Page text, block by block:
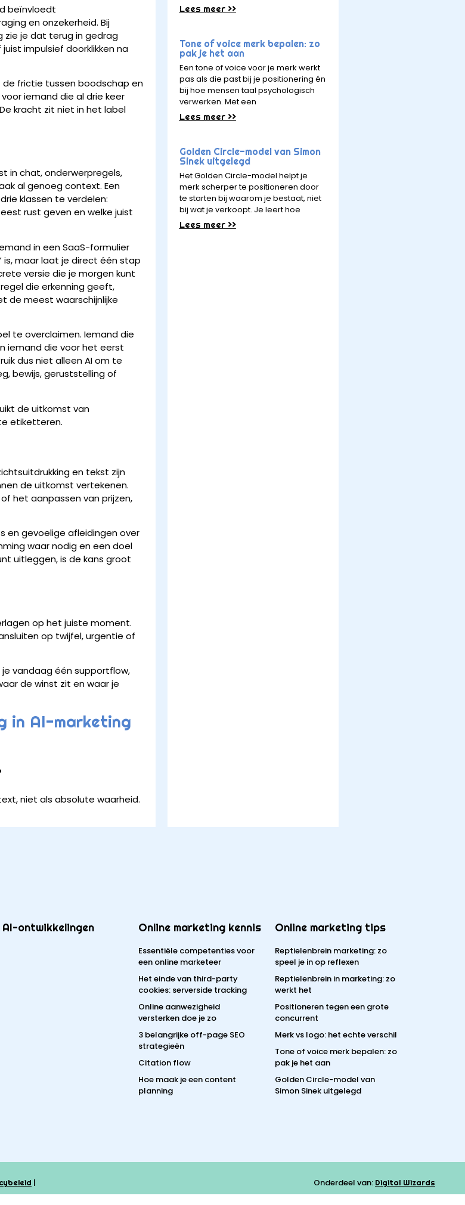
beïnvloedt
en onzekerheid. Bij
zie je dat terug in gedrag
impulsief doorklikken na
de frictie tussen boodschap en
iemand die al drie keer
kracht zit niet in het label
in chat, onderwerpregels,
al genoeg context. Een
klassen te verdelen:
rust geven en welke juist
in een SaaS-formulier
is, maar laat je direct één stap
versie die je morgen kunt
die erkenning geeft,
de meest waarschijnlijke
te overclaimen. Iemand die
iemand die voor het eerst
dus niet alleen AI om te
bewijs, geruststelling of
de uitkomst van
etiketteren.
en tekst zijn
de uitkomst vertekenen.
het aanpassen van prijzen,
en gevoelige afleidingen over
waar nodig en een doel
uitleggen, is de kans groot
op het juiste moment.
op twijfel, urgentie of
vandaag één supportflow,
de winst zit en waar je
in AI-marketing
niet als absolute waarheid.
Lees meer >>
Tone of voice merk bepalen: zo
pak je het aan
Een tone of voice voor je merk werkt
pas als die past bij je positionering én
bij hoe mensen taal psychologisch
verwerken. Met een
Lees meer >>
Golden Circle-model van Simon
Sinek uitgelegd
Het Golden Circle-model helpt je
merk scherper te positioneren door
te starten bij waarom je bestaat, niet
bij wat je verkoopt. Je leert hoe
Lees meer >>
AI-ontwikkelingen Online marketing kennis
Essentiële competenties voor
een online marketeer
Het einde van third-party
cookies: serverside tracking
Online aanwezigheid
versterken doe je zo
3 belangrijke off-page SEO
strategieën
Citation flow
Hoe maak je een content
planning
Online marketing tips
Reptielenbrein marketing: zo
speel je in op reflexen
Reptielenbrein in marketing: zo
werkt het
Positioneren tegen een grote
concurrent
Merk vs logo: het echte verschil
Tone of voice merk bepalen: zo
pak je het aan
Golden Circle-model van
Simon Sinek uitgelegd
| Onderdeel van: Digital Wizards